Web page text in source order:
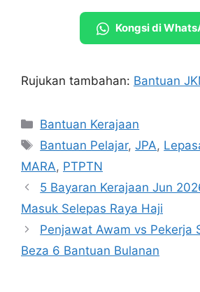
Kongsi di
Rujukan tambahan: Bantuan
Categories
Bantuan Kerajaan
Tags
Bantuan Pelajar,JPA,
MARA, PTPTN
5 Bayaran Kerajaan Jun
Masuk Selepas Raya Haji
Penjawat Awam vs Pekerja
Beza 6 Bantuan Bulanan